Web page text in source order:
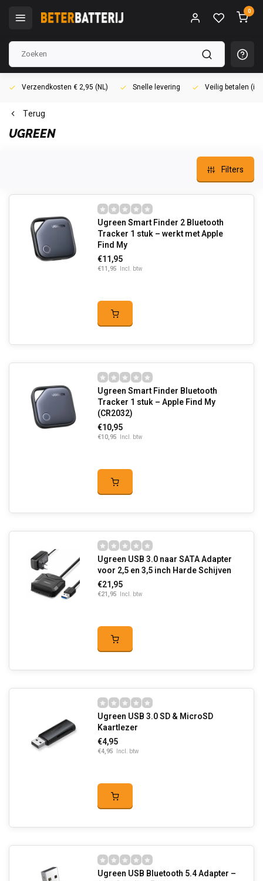
0
Verzendkosten € 2,95 (NL) Snelle levering Veilig betalen
Terug
UGREEN
Filters
Ugreen Smart Finder 2 Bluetooth
Tracker 1 stuk – werkt met Apple
Find My
€11,95
€11,95 Incl. btw
Ugreen Smart Finder Bluetooth
Tracker 1 stuk – Apple Find My
(CR2032)
€10,95
€10,95 Incl. btw
Ugreen USB 3.0 naar SATA Adapter
voor 2,5 en 3,5 inch Harde Schijven
€21,95
€21,95 Incl. btw
Ugreen USB 3.0 SD & MicroSD
Kaartlezer
€4,95
€4,95 Incl. btw
Ugreen USB Bluetooth 5.4 Adapter –